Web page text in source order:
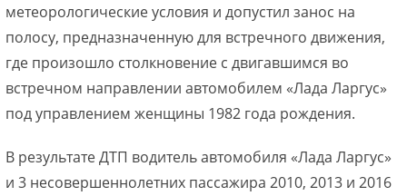
метеорологические условия и допустил занос на
полосу, предназначенную для встречного движения,
где произошло столкновение с двигавшимся во
встречном направлении автомобилем «Лада Ларгус»
под управлением женщины 1982 года рождения.
В результате ДТП водитель автомобиля «Лада Ларгус»
и 3 несовершеннолетних пассажира 2010, 2013 и 2016